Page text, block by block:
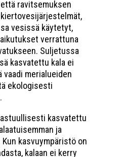
ravitsemuksen
vesissä käytetyt,
verrattuna
Suljetussa
kasvatettu kala ei
merialueiden
ekologisesti
kasvatettu
ja
kasvuympäristö on
kalaan ei kerry